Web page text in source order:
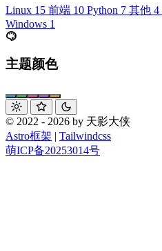
Linux 15 前端 10 Python 7 其他 4
Windows 1
主题颜色
© 2022 - 2026 by 天影大侠
Astro框架 | Tailwindcss
萌ICP备20253014号